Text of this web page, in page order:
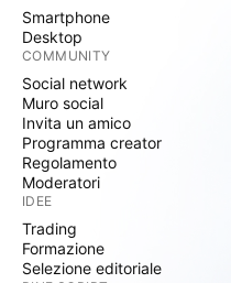
Smartphone
Desktop
COMMUNITY
Social network
Muro social
Invita un amico
Programma creator
Regolamento
Moderatori
IDEE
Trading
Formazione
Selezione editoriale